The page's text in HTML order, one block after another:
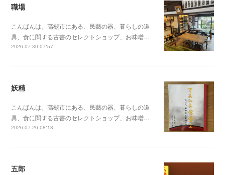
職場
こんばんは。高槻市にある、民藝の器、暮らしの道
具、食に関する古書のセレクトショップ、お味噌…
2026.07.30 07:57
妖精
こんばんは。高槻市にある、民藝の器、暮らしの道
具、食に関する古書のセレクトショップ、お味噌…
2026.07.26 08:18
五郎